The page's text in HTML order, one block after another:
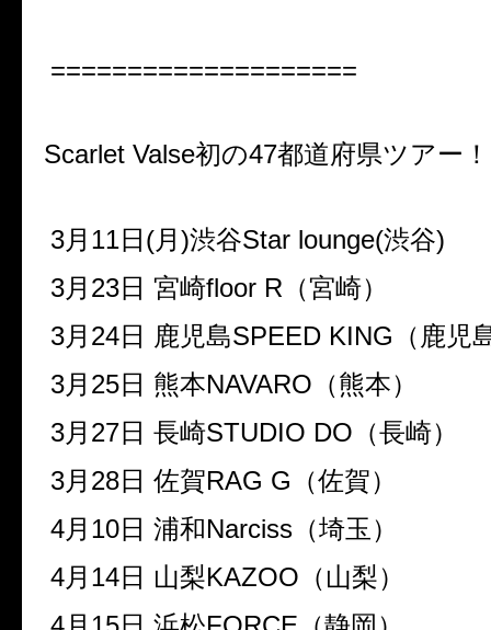
====================
Scarlet Valse初の47都道府県ツアー！
3月11日(月)渋谷Star lounge(渋谷)
3月23日 宮崎floor R（宮崎）
3月24日 鹿児島SPEED KING（鹿児
3月25日 熊本NAVARO（熊本）
3月27日 長崎STUDIO DO（長崎）
3月28日 佐賀RAG G（佐賀）
4月10日 浦和Narciss（埼玉）
4月14日 山梨KAZOO（山梨）